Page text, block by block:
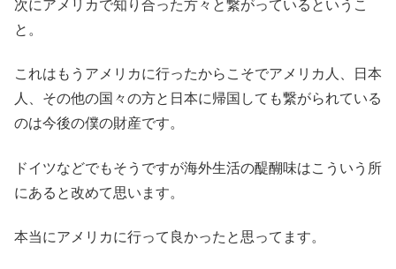
と。
これはもうアメリカに行ったからこそでアメリカ人、日本
人、その他の国々の方と日本に帰国しても繋がられている
のは今後の僕の財産です。
ドイツなどでもそうですが海外生活の醍醐味はこういう所
にあると改めて思います。
本当にアメリカに行って良かったと思ってます。